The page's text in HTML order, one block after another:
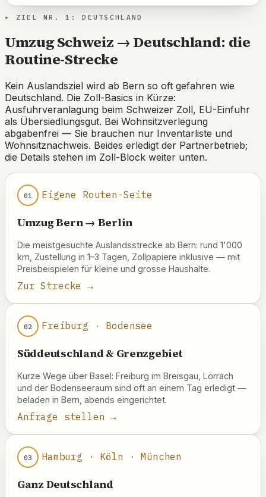
ZIEL NR. 1: DEUTSCHLAND
Umzug Schweiz → Deutschland: die
Routine-Strecke
Kein Auslandsziel wird ab Bern so oft gefahren wie
Deutschland. Die Zoll-Basics in Kürze:
Ausfuhrveranlagung beim Schweizer Zoll, EU-Einfuhr
als Übersiedlungsgut. Bei Wohnsitzverlegung
abgabenfrei — Sie brauchen nur Inventarliste und
Wohnsitznachweis. Beides erledigt der Partnerbetrieb;
die Details stehen im Zoll-Block weiter unten.
01 Eigene Routen-Seite
Umzug Bern → Berlin
Die meistgesuchte Auslandsstrecke ab Bern: rund 1'000
km, Zustellung in 1–3 Tagen, Zollpapiere inklusive — mit
Preisbeispielen für kleine und grosse Haushalte.
Zur Strecke →
02 Freiburg · Bodensee
Süddeutschland & Grenzgebiet
Kurze Wege über Basel: Freiburg im Breisgau, Lörrach
und der Bodenseeraum sind oft an einem Tag erledigt —
beladen in Bern, abends eingerichtet.
Anfrage stellen →
03 Hamburg · Köln · München
Ganz Deutschland